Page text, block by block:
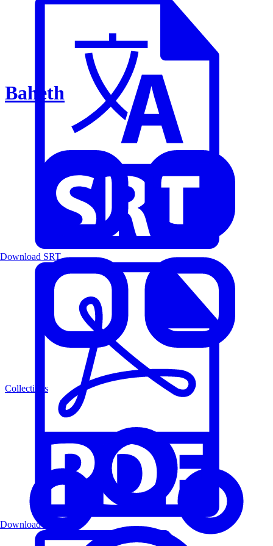
Baheth
Collections
Download SRT
Download PDF